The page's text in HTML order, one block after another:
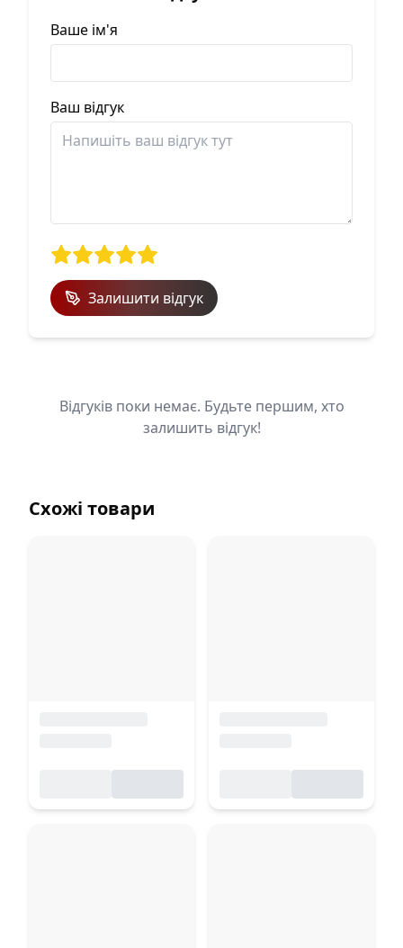
Ваше ім'я
Ваш відгук
Залишити відгук
Відгуків поки немає. Будьте першим, хто
залишить відгук!
Схожі товари